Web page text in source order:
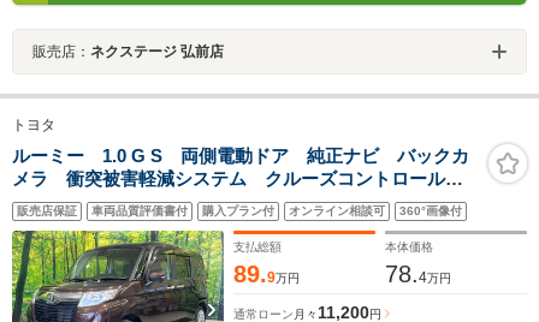
販売店： ネクステージ 弘前店
トヨタ
ルーミー 1.0 G S 両側電動ドア 純正ナビ バックカ
メラ 衝突被害軽減システム クルーズコントロール
禁煙車 コーナーセンサー スマートキー ETC オー
トハイビーム 車線逸脱警報 オートライト オートエ
アコン
販売店保証 車両品質評価書付 購入プラン付 オンライン相談可 360°画像付
支払総額
89.9万円
本体価格
78.4万円
通常ローン 月々 11,200円